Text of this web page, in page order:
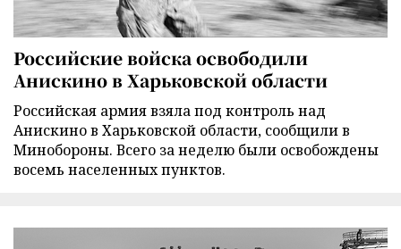
Российские войска освободили
Анискино в Харьковской области
Российская армия взяла под контроль над
Анискино в Харьковской области, сообщили в
Минобороны. Всего за неделю были освобождены
восемь населенных пунктов.